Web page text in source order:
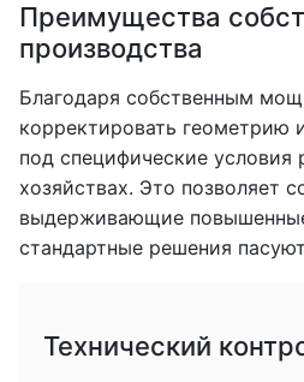
Преимущества
производства
Благодаря собственным
корректировать геометрию
под специфические условия
хозяйствах. Это позволяет
выдерживающие
стандартные решения
Технический